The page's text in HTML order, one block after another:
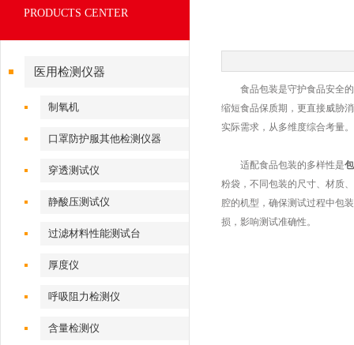
PRODUCTS CENTER
医用检测仪器
制氧机
口罩防护服其他检测仪器
穿透测试仪
静酸压测试仪
过滤材料性能测试台
厚度仪
呼吸阻力检测仪
含量检测仪
食品包装是守护食品安全的
缩短食品保质期，更直接威胁
实际需求，从多维度综合考量。
适配食品包装的多样性是
粉袋，不同包装的尺寸、材质
腔的机型，确保测试过程中包
损，影响测试准确性。